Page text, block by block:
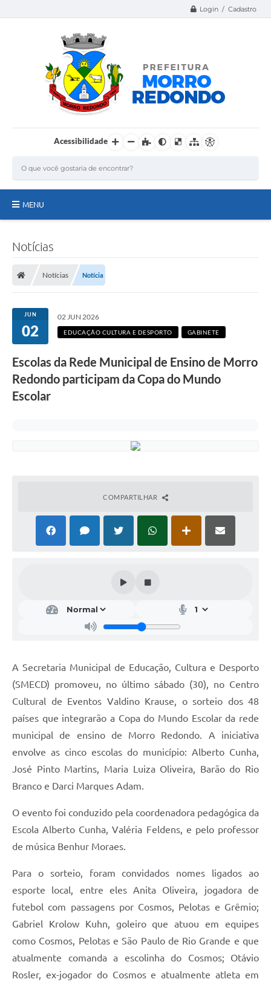
Login / Cadastro
Acessibilidade
MENU
Secretarias
Notícias
Contato
Contas Públicas
Transparência
Carta de Serviços
Projetos
Telefones Úteis
Notícias
Notícias Notícia
JUN
02
02 JUN 2026
EDUCAÇÃO CULTURA E DESPORTO GABINETE
Escolas da Rede Municipal de Ensino de Morro
Redondo participam da Copa do Mundo
Escolar
COMPARTILHAR
A Secretaria Municipal de Educação, Cultura e Desporto
(SMECD) promoveu, no último sábado (30), no Centro
Cultural de Eventos Valdino Krause, o sorteio dos 48
países que integrarão a Copa do Mundo Escolar da rede
municipal de ensino de Morro Redondo. A iniciativa
envolve as cinco escolas do município: Alberto Cunha,
José Pinto Martins, Maria Luiza Oliveira, Barão do Rio
Branco e Darci Marques Adam.
O evento foi conduzido pela coordenadora pedagógica da
Escola Alberto Cunha, Valéria Feldens, e pelo professor
de música Benhur Moraes.
Para o sorteio, foram convidados nomes ligados ao
esporte local, entre eles Anita Oliveira, jogadora de
futebol com passagens por Cosmos, Pelotas e Grêmio;
Gabriel Krolow Kuhn, goleiro que atuou em equipes
como Cosmos, Pelotas e São Paulo de Rio Grande e que
atualmente comanda a escolinha do Cosmos; Otávio
Rosler, ex-jogador do Cosmos e atualmente atleta em